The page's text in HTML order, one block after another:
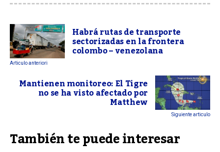
Habrá rutas de transporte
sectorizadas en la frontera
colombo – venezolana
Articulo anteriori
Mantienen monitoreo: El Tigre
no se ha visto afectado por
Matthew
Siguiente articulo
También te puede interesar